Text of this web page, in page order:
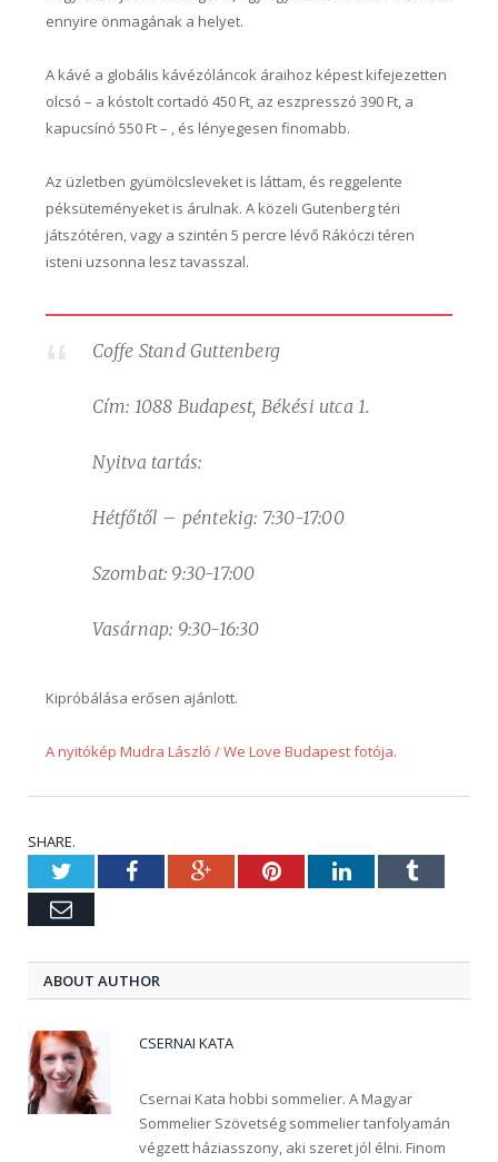
ennyire önmagának a helyet.
A kávé a globális kávézóláncok áraihoz képest kifejezetten
olcsó – a kóstolt cortadó 450 Ft, az eszpresszó 390 Ft, a
kapucsínó 550 Ft – , és lényegesen finomabb.
Az üzletben gyümölcsleveket is láttam, és reggelente
péksüteményeket is árulnak. A közeli Gutenberg téri
játszótéren, vagy a szintén 5 percre lévő Rákóczi téren
isteni uzsonna lesz tavasszal.
Coffe Stand Guttenberg
Cím: 1088 Budapest, Békési utca 1.
Nyitva tartás:
Hétfőtől – péntekig: 7:30-17:00
Szombat: 9:30-17:00
Vasárnap: 9:30-16:30
Kipróbálása erősen ajánlott.
A nyitókép Mudra László / We Love Budapest fotója.
SHARE.
TwitterFacebookGoogle+PinterestLinkedInTumblr
Email
ABOUT AUTHOR
CSERNAI KATA
Csernai Kata hobbi sommelier. A Magyar
Sommelier Szövetség sommelier tanfolyamán
végzett háziasszony, aki szeret jól élni. Finom